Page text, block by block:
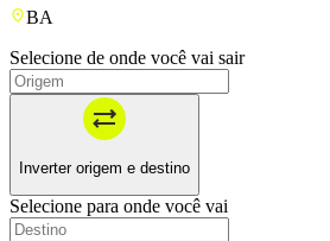
BA
Selecione de onde você vai sair
Inverter origem e destino
Selecione para onde você vai